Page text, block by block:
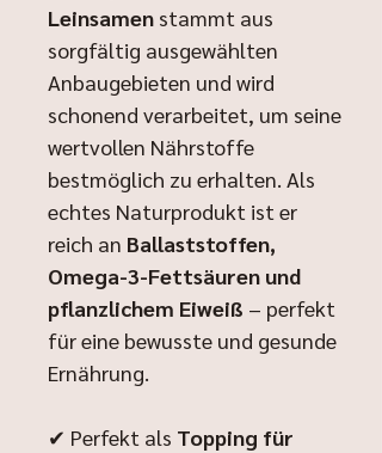
Leinsamen stammt aus
sorgfältig ausgewählten
Anbaugebieten und wird
schonend verarbeitet, um seine
wertvollen Nährstoffe
bestmöglich zu erhalten. Als
echtes Naturprodukt ist er
reich an Ballaststoffen,
Omega-3-Fettsäuren und
pflanzlichem Eiweiß – perfekt
für eine bewusste und gesunde
Ernährung.
✔ Perfekt als Topping für